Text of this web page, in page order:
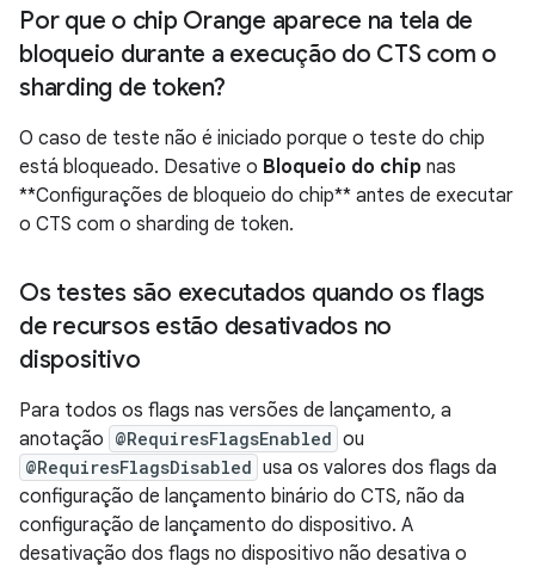
Por que o chip Orange aparece na tela de
bloqueio durante a execução do CTS com o
sharding de token?
O caso de teste não é iniciado porque o teste do chip
está bloqueado. Desative o Bloqueio do chip nas
**Configurações de bloqueio do chip** antes de executar
o CTS com o sharding de token.
Os testes são executados quando os flags
de recursos estão desativados no
dispositivo
Para todos os flags nas versões de lançamento, a
anotação @RequiresFlagsEnabled ou
@RequiresFlagsDisabled usa os valores dos flags da
configuração de lançamento binário do CTS, não da
configuração de lançamento do dispositivo. A
desativação dos flags no dispositivo não desativa o